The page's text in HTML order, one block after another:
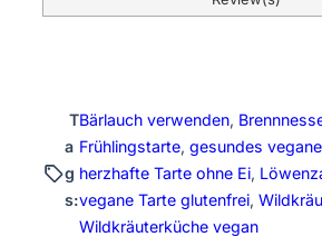
T
a
g
s:
Bärlauch verwenden,
Frühlingstarte, gesundes
herzhafte Tarte ohne Ei,
vegane Tarte glutenfrei,
Wildkräuterküche vegan